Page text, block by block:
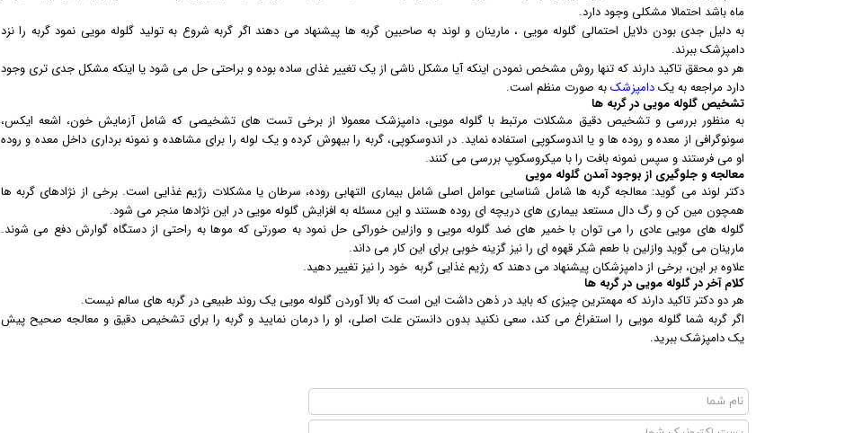
ماه باشد احتمالا مشکلی وجود دارد.
به دلیل جدی بودن دلایل احتمالی گلوله مویی ، مارینان و لوند به صاحبین گربه ها پیشنهاد می دهند اگر گربه شروع به تولید گلوله مویی نمود گربه را نزد
دامپزشک ببرند.
هر دو محقق تاکید دارند که تنها روش مشخص نمودن اینکه آیا مشکل ناشی از یک تغییر غذای ساده بوده و براحتی حل می شود یا اینکه مشکل جدی تری وجود
دارد مراجعه به یکدامپزشکبه صورت منظم است.
تشخیص گلوله مویی در گربه ها
به منظور بررسی و تشخیص دقیق مشکلات مرتبط با گلوله مویی، دامپزشک معمولا از برخی تست های تشخیصی که شامل آزمایش خون، اشعه ایکس،
سونوگرافی از معده و روده ها و یا اندوسکوپی استفاده نماید. در اندوسکوپی، گربه را بیهوش کرده و یک لوله را برای مشاهده و نمونه برداری داخل معده و روده
او می فرستند و سپس نمونه بافت را با میکروسکوپ بررسی می کنند.
معالجه و جلوگیری از بوجود آمدن گلوله مویی
دکتر لوند می گوید: معالجه گربه ها شامل شناسایی عوامل اصلی شامل بیماری التهابی روده، سرطان یا مشکلات رژیم غذایی است. برخی از نژادهای گربه ها
همچون مین کن و رگ دال مستعد بیماری های دریچه ای روده هستند و این مسئله به افزایش گلوله مویی در این نژادها منجر می شود.
گلوله های مویی عادی را می توان با خمیر های ضد گلوله مویی و وازلین خوراکی حل نمود به صورتی که موها به راحتی از دستگاه گوارش دفع می شوند.
مارینان می گوید وازلین با طعم شکر قهوه ای را نیز گزینه خوبی برای این کار می داند.
علاوه بر این، برخی از دامپزشکان پیشنهاد می دهند که رژیم غذایی گربه خود را نیز تغییر دهید.
کلام آخر در گلوله مویی در گربه ها
هر دو دکتر تاکید دارند که مهمترین چیزی که باید در ذهن داشت این است که بالا آوردن گلوله مویی یک روند طبیعی در گربه های سالم نیست.
اگر گربه شما گلوله مویی را استفراغ می کند، سعی نکنید بدون دانستن علت اصلی، او را درمان نمایید و گربه را برای تشخیص دقیق و معالجه صحیح پیش
یک دامپزشک ببرید.